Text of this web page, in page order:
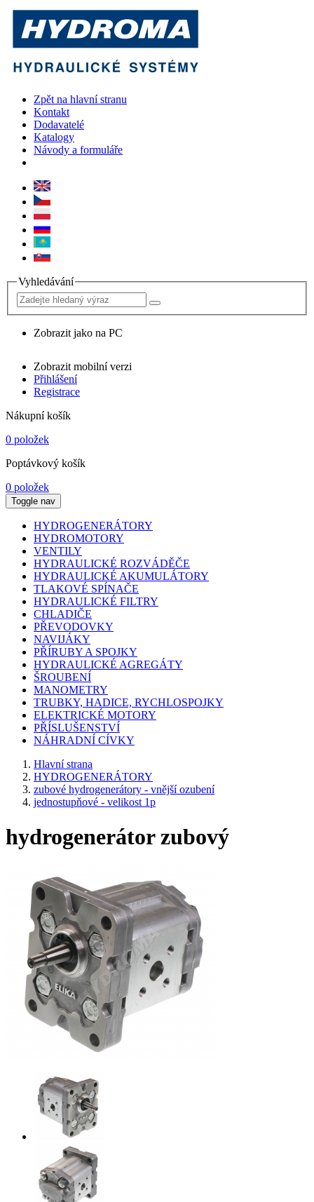
Zpět na hlavní stranu
Kontakt
Dodavatelé
Katalogy
Návody a formuláře
Vyhledávání
Zobrazit jako na PC
Zobrazit mobilní verzi
Přihlášení
Registrace
Nákupní košík
0 položek
Poptávkový košík
0 položek
Toggle nav
HYDROGENERÁTORY
HYDROMOTORY
VENTILY
HYDRAULICKÉ ROZVÁDĚČE
HYDRAULICKÉ AKUMULÁTORY
TLAKOVÉ SPÍNAČE
HYDRAULICKÉ FILTRY
CHLADIČE
PŘEVODOVKY
NAVIJÁKY
PŘÍRUBY A SPOJKY
HYDRAULICKÉ AGREGÁTY
ŠROUBENÍ
MANOMETRY
TRUBKY, HADICE, RYCHLOSPOJKY
ELEKTRICKÉ MOTORY
PŘÍSLUŠENSTVÍ
NÁHRADNÍ CÍVKY
Hlavní strana
HYDROGENERÁTORY
zubové hydrogenerátory - vnější ozubení
jednostupňové - velikost 1p
hydrogenerátor zubový